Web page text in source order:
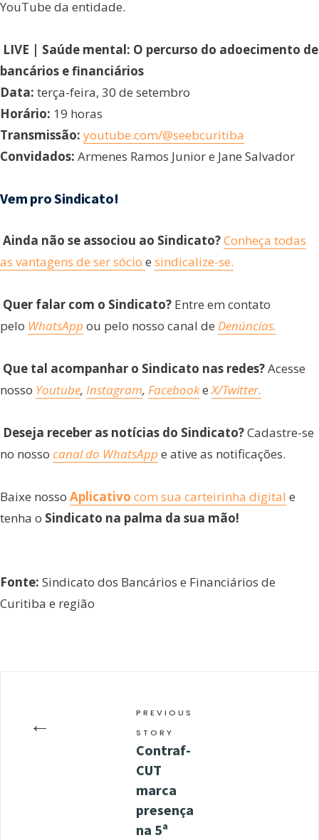
YouTube da entidade.
LIVE | Saúde mental: O percurso do adoecimento de
bancários e financiários
Data: terça-feira, 30 de setembro
Horário: 19 horas
Transmissão: youtube.com/@seebcuritiba
Convidados: Armenes Ramos Junior e Jane Salvador
Vem pro Sindicato!
Ainda não se associou ao Sindicato?Conheça todas
as vantagens de ser sócio e sindicalize-se.
Quer falar com o Sindicato? Entre em contato
pelo WhatsApp ou pelo nosso canal de Denúncias.
Que tal acompanhar o Sindicato nas redes?Acesse
nosso Youtube, Instagram, FacebookeX/Twitter.
Deseja receber as notícias do Sindicato?Cadastre-se
no nosso canal do WhatsApp e ative as notificações.
Baixe nosso Aplicativo com sua carteirinha digital e
tenha o Sindicato na palma da sua mão!
Fonte: Sindicato dos Bancários e Financiários de
Curitiba e região
←
PREVIOUS
STORY
Contraf-
CUT
marca
presença
na 5ª